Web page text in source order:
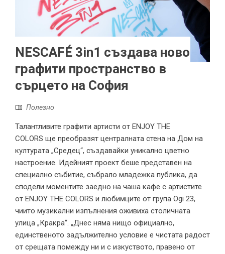
NESCAFÉ 3in1 създава ново
графити пространство в
сърцето на София
Полезно
Талантливите графити артисти от ENJOY THE
COLORS ще преобразят централната стена на Дом на
културата „Средец“, създавайки уникално цветно
настроение. Идейният проект беше представен на
специално събитие, събрало младежка публика, да
сподели моментите заедно на чаша кафе с артистите
от ENJOY THE COLORS и любимците от група Ogi 23,
чиито музикални изпълнения оживиха столичната
улица „Кракра“. „Днес няма нищо официално,
единственото задължително условие е чистата радост
от срещата помежду ни и с изкуството, правено от